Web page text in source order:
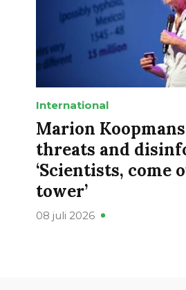
International
Marion
threats and
‘Scientists, come
tower’
08 juli 2026